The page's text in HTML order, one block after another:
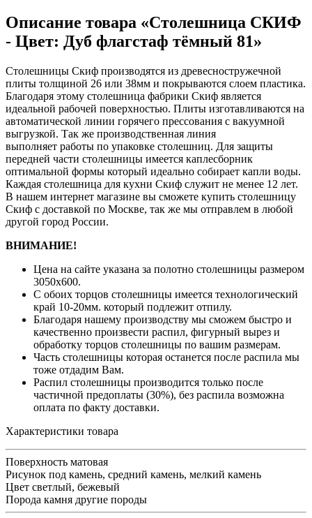
Описание товара «Столешница СКИФ
- Цвет: Дуб флагстаф тёмный 81»
Столешницы Скиф производятся из древесностружечной
плиты толщиной 26 или 38мм и покрываются слоем пластика.
Благодаря этому столешница фабрики Скиф является
идеальной рабочей поверхностью. Плиты изготавливаются на
автоматической линии горячего прессования с вакуумной
выгрузкой. Так же производственная линия
выполняет работы по упаковке столешниц. Для защиты
передней части столешницы имеется каплесборник
оптимальной формы который идеально собирает капли воды.
Каждая столешница для кухни Скиф служит не менее 12 лет.
В нашем интернет магазине вы сможете купить столешницу
Скиф с доставкой по Москве, так же мы отправлем в любой
другой город России.
ВНИМАНИЕ!
Цена на сайте указана за полотно столешницы размером
3050х600.
С обоих торцов столешницы имеется технологический
край 10-20мм. который подлежит отпилу.
Благодаря нашему производству мы сможем быстро и
качественно произвести распил, фигурный вырез и
обработку торцов столешницы по вашим размерам.
Часть столешницы которая останется после распила мы
тоже отдадим Вам.
Распил столешницы производится только после
частичной предоплаты (30%), без распила возможна
оплата по факту доставки.
Характеристики товара
Поверхность матовая
Рисунок под камень, средний камень, мелкий камень
Цвет светлый, бежевый
Порода камня другие породы